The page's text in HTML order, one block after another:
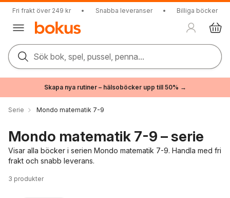
Fri frakt över 249 kr • Snabba leveranser • Billiga böcker
Sök bok, spel, pussel, penna...
Skapa nya rutiner – hälsoböcker upp till 50% →
Serie Mondo matematik 7-9
Mondo matematik 7-9 – serie
Visar alla böcker i serien Mondo matematik 7-9. Handla med fri
frakt och snabb leverans.
3 produkter